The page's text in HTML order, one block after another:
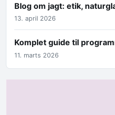
Blog om jagt: etik,
13. april 2026
Komplet guide til
11. marts 2026